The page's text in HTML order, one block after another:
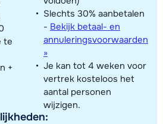
te
+
Slechts 30% aanbetalen
- Bekijk betaal- en
annuleringsvoorwaarden
»
Je kan tot 4 weken voor
vertrek kosteloos het
aantal personen
wijzigen.